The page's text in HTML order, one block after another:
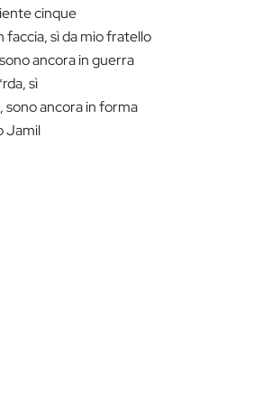
cinque
faccia, sì da mio fratello
ancora in guerra
sì
sono ancora in forma
Jamil